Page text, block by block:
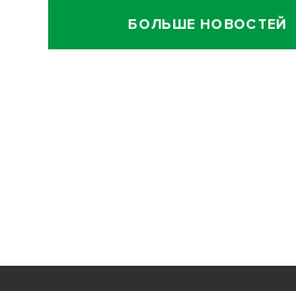
БОЛЬШЕ НОВОСТЕЙ